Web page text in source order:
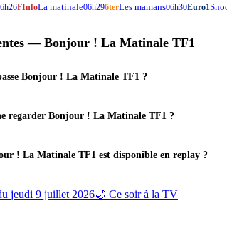
FInfoLa matinale06h296terLes mamans06h30Euro1
— Bonjour ! La Matinale TF1
Bonjour ! La Matinale TF1 ?
regarder Bonjour ! La Matinale TF1 ?
! La Matinale TF1 est disponible en replay ?
jeudi 9 juillet 2026🌙 Ce soir à la TV